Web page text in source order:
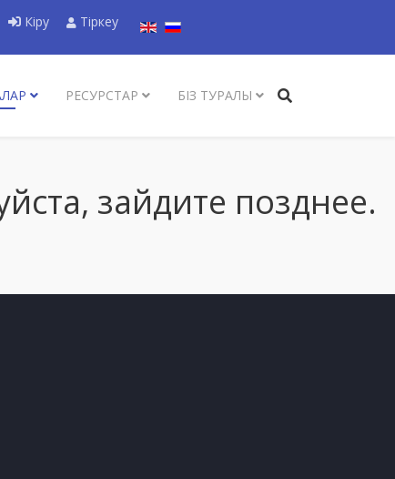
Кіру Тіркеу Тіліңізді таңдаңыз
РЕСУРСТАР БІЗ ТУРАЛЫ
зайдите позднее.